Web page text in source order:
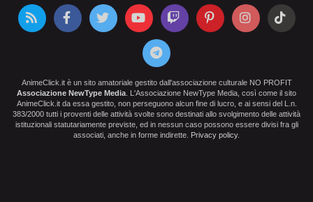
AnimeClick.it è un sito amatoriale gestito dall'associazione culturale NO PROFIT
Associazione NewType Media . L'Associazione NewType Media, così come il sito
AnimeClick.it da essa gestito, non perseguono alcun fine di lucro, e ai sensi del L.n.
383/2000 tutti i proventi delle attività svolte sono destinati allo svolgimento delle attività
istituzionali statutariamente previste, ed in nessun caso possono essere divisi fra gli
associati, anche in forme indirette. Privacy policy.